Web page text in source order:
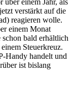
über einem Jahr, als
verstärkt auf die
reagieren wolle.
einem Monat
schon bald erhältlich
Steuerkreuz.
Handy handelt und
ist bislang